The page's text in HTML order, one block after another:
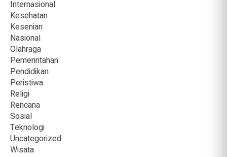
Internasional
Kesehatan
Kesenian
Nasional
Olahraga
Pemerintahan
Pendidikan
Peristiwa
Religi
Rencana
Sosial
Teknologi
Uncategorized
Wisata